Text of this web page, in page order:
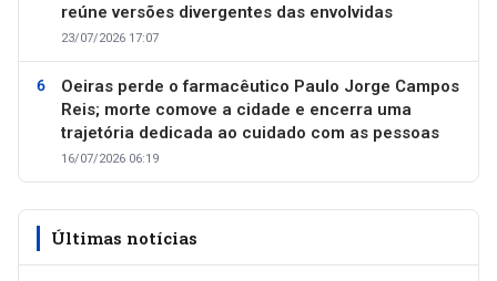
reúne versões divergentes das envolvidas
23/07/2026 17:07
Oeiras perde o farmacêutico Paulo Jorge Campos
Reis; morte comove a cidade e encerra uma
trajetória dedicada ao cuidado com as pessoas
16/07/2026 06:19
Últimas notícias